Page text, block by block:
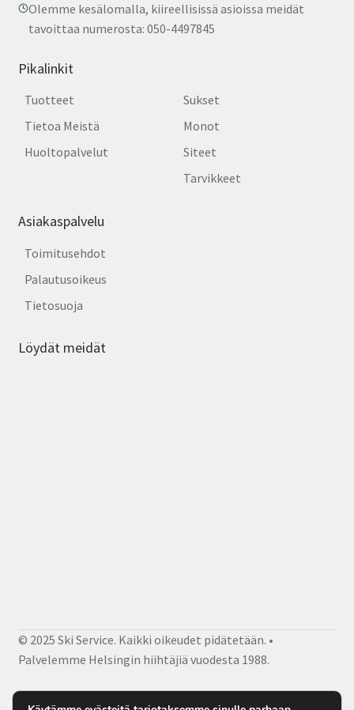
Olemme kesälomalla, kiireellisissä asioissa meidät
tavoittaa numerosta: 050-4497845
Pikalinkit
Tuotteet
Tietoa Meistä
Huoltopalvelut
Sukset
Monot
Siteet
Tarvikkeet
Asiakaspalvelu
Toimitusehdot
Palautusoikeus
Tietosuoja
Löydät meidät
© 2025 Ski Service. Kaikki oikeudet pidätetään. •
Palvelemme Helsingin hiihtäjiä vuodesta 1988.
Facebook Instagram Sähköposti